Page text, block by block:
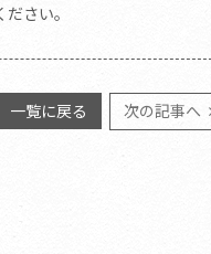
さい。
一覧に戻る 次の記事へ